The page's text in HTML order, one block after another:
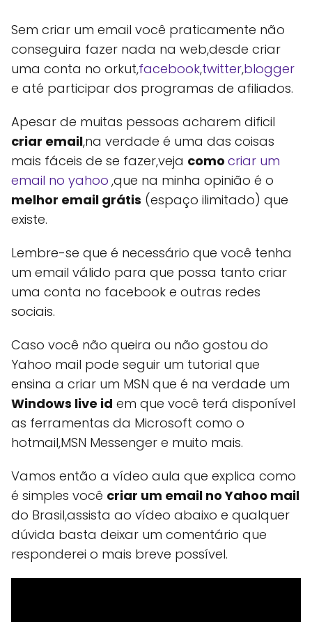
Sem criar um email você praticamente não
conseguira fazer nada na web,desde criar
uma conta no orkut,facebook,twitter,blogger
e até participar dos programas de afiliados.
Apesar de muitas pessoas acharem dificil
criar email,na verdade é uma das coisas
mais fáceis de se fazer,veja como criar um
email no yahoo ,que na minha opinião é o
melhor email grátis (espaço ilimitado) que
existe.
Lembre-se que é necessário que você tenha
um email válido para que possa tanto criar
uma conta no facebook e outras redes
sociais.
Caso você não queira ou não gostou do
Yahoo mail pode seguir um tutorial que
ensina a criar um MSN que é na verdade um
Windows live id em que você terá disponível
as ferramentas da Microsoft como o
hotmail,MSN Messenger e muito mais.
Vamos então a vídeo aula que explica como
é simples você criar um email no Yahoo mail
do Brasil,assista ao vídeo abaixo e qualquer
dúvida basta deixar um comentário que
responderei o mais breve possível.